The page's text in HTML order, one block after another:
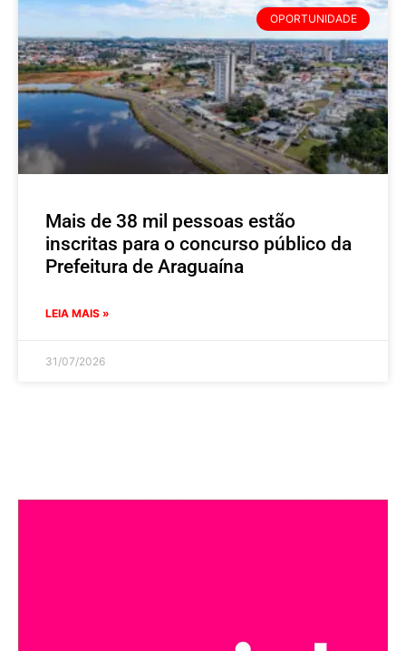
OPORTUNIDADE
Mais de 38 mil pessoas estão
inscritas para o concurso público da
Prefeitura de Araguaína
LEIA MAIS »
31/07/2026